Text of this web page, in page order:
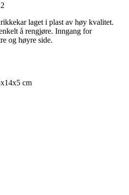
laget i plast av høy kvalitet.
å rengjøre. Inngang for
og høyre side.
cm